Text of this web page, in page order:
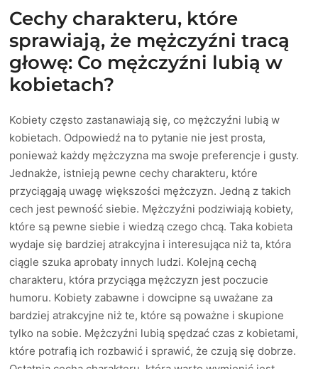
Cechy charakteru, które
sprawiają, że mężczyźni tracą
głowę: Co mężczyźni lubią w
kobietach?
Kobiety często zastanawiają się, co mężczyźni lubią w
kobietach. Odpowiedź na to pytanie nie jest prosta,
ponieważ każdy mężczyzna ma swoje preferencje i gusty.
Jednakże, istnieją pewne cechy charakteru, które
przyciągają uwagę większości mężczyzn. Jedną z takich
cech jest pewność siebie. Mężczyźni podziwiają kobiety,
które są pewne siebie i wiedzą czego chcą. Taka kobieta
wydaje się bardziej atrakcyjna i interesująca niż ta, która
ciągle szuka aprobaty innych ludzi. Kolejną cechą
charakteru, która przyciąga mężczyzn jest poczucie
humoru. Kobiety zabawne i dowcipne są uważane za
bardziej atrakcyjne niż te, które są poważne i skupione
tylko na sobie. Mężczyźni lubią spędzać czas z kobietami,
które potrafią ich rozbawić i sprawić, że czują się dobrze.